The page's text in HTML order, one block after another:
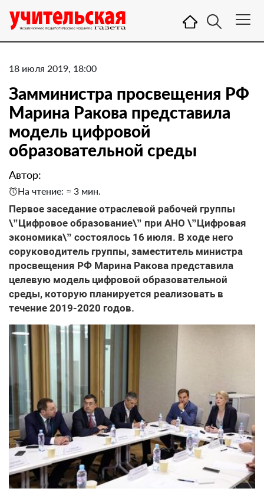
18 июля 2019, 18:00
Замминистра просвещения РФ
Марина Ракова представила
модель цифровой
образовательной среды
Автор:
На чтение: ≈ 3 мин.
Первое заседание отраслевой рабочей группы
\”Цифровое образование\” при АНО \”Цифровая
экономика\” состоялось 16 июля. В ходе него
соруководитель группы, заместитель министра
просвещения РФ Марина Ракова представила
целевую модель цифровой образовательной
среды, которую планируется реализовать в
течение 2019-2020 годов.